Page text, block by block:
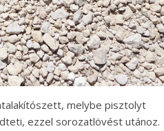
melybe pisztolyt
ezzel sorozatlövést utánoz.